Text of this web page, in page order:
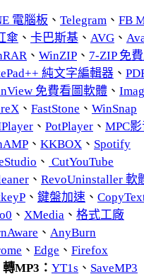
電腦板 、 Telegram、 FB
傘 、 卡巴斯基、 AVG、
、 WinZIP、 7-ZIP 免
純文字編輯器、
免費看圖軟體、
、 FastStone 、 WinSnap
、 PotPlayer、 MPC
、 KKBOX、 Spotify
、 CutYouTube
、 RevoUninstaller 軟
、 鍵盤加速、
、 XMedia、 格式工廠
、 AnyBurn
、 Edge 、 Firefox
MP3： YT1s 、 SaveMP3